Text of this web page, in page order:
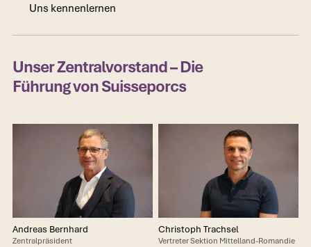
Uns kennenlernen
Unser Zentralvorstand – Die
Führung von Suisseporcs
Andreas Bernhard
Zentralpräsident
Christoph Trachsel
Vertreter Sektion Mittelland-Romandie